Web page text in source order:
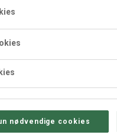
nødvendige cookies